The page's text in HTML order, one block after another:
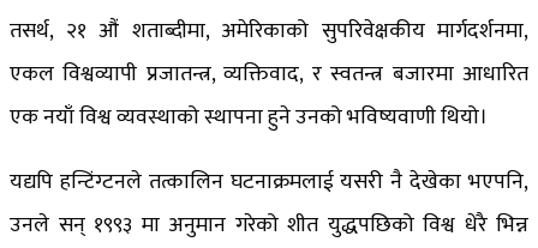
तसर्थ, २१ औं शताब्दीमा, अमेरिकाको सुपरिवेक्षकीय मार्गदर्शनमा,
एकल विश्वव्यापी प्रजातन्त्र, व्यक्तिवाद, र स्वतन्त्र बजारमा आधारित
एक नयाँ विश्व व्यवस्थाको स्थापना हुने उनको भविष्यवाणी थियो।
यद्यपि हन्टिंग्टनले तत्कालिन घटनाक्रमलाई यसरी नै देखेका भएपनि,
उनले सन् १९९३ मा अनुमान गरेको शीत युद्धपछिको विश्व धेरै भिन्न